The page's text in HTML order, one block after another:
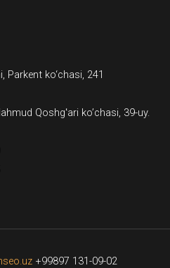
Parkent ko‘chasi, 241
Qoshgʻari ko’chasi, 39-uy.
+99897 131-09-02